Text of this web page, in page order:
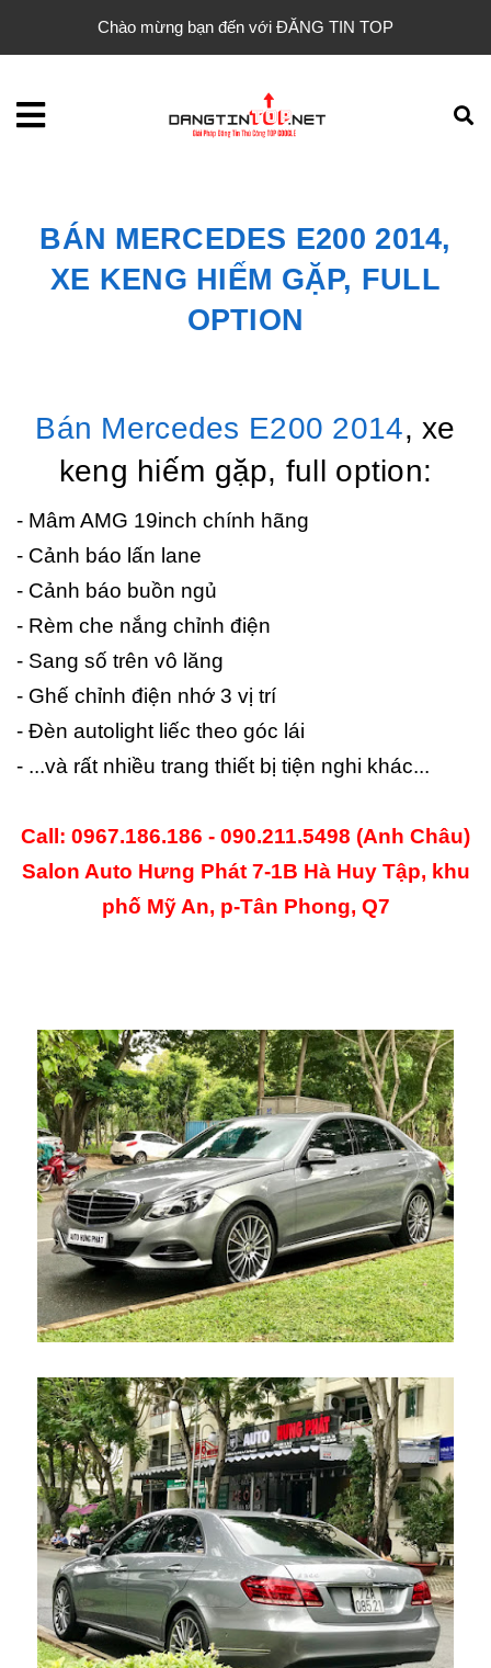
Chào mừng bạn đến với ĐĂNG TIN TOP
BÁN MERCEDES E200 2014,
XE KENG HIẾM GẶP, FULL
OPTION
Bán Mercedes E200 2014, xe
keng hiếm gặp, full option:
- Mâm AMG 19inch chính hãng
- Cảnh báo lấn lane
- Cảnh báo buồn ngủ
- Rèm che nắng chỉnh điện
- Sang số trên vô lăng
- Ghế chỉnh điện nhớ 3 vị trí
- Đèn autolight liếc theo góc lái
- ...và rất nhiều trang thiết bị tiện nghi khác...
Call: 0967.186.186 - 090.211.5498 (Anh Châu)
Salon Auto Hưng Phát 7-1B Hà Huy Tập, khu
phố Mỹ An, p-Tân Phong, Q7